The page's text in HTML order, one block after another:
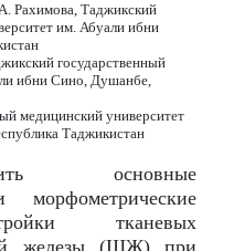
Рахимова, Таджикский
им. Абуали ибни
государственный
ибни Сино, Душанбе,
медицинский университет
Таджикистан
основные
морфометрические
тканевых
железы (ЩЖ) при